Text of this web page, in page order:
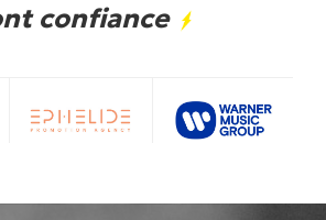
confiance